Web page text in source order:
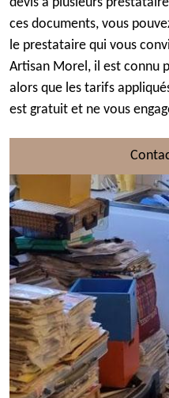
ces documents, vous
le prestataire qui vous
Artisan Morel, il est connu
alors que les tarifs
est gratuit et ne vous